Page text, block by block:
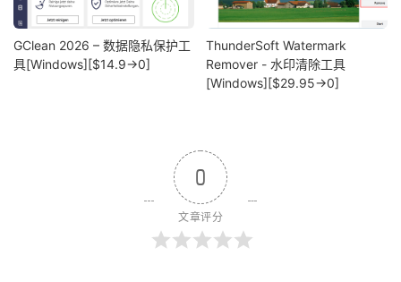
GClean 2026 – 数据隐私保护工
具[Windows][$14.9→0]
ThunderSoft Watermark
Remover - 水印清除工具
[Windows][$29.95→0]
0
文章评分